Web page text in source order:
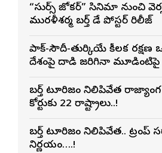
“సుధీర్స్ జోకర్” సినిమా నుంచి
మురళీశర్మ బర్త్ డే పోస్టర్ రిలీజ్
పాక్-సౌదీ-తుర్కియే కీలక రక్షణ
దేశంపై దాడి జరిగినా మూడింటిపై
బర్త్ టూరిజం నిలిపివేత రాజ్యాంగ
కోర్టుకు 22 రాష్ట్రాలు..!
బర్త్ టూరిజం నిలిపివేత.. ట్రంప్
నిర్ణయం….!